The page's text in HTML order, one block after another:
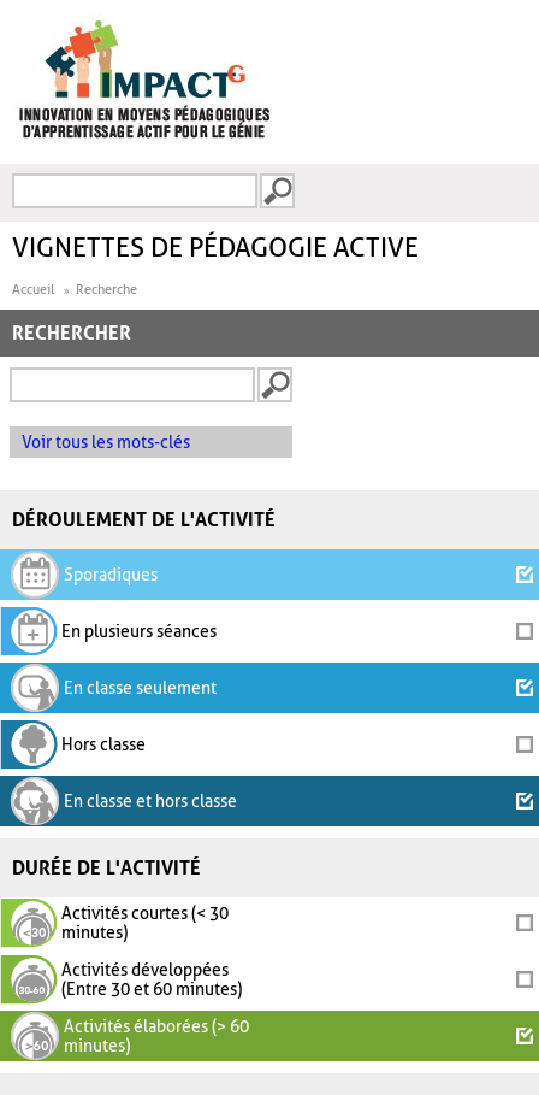
FORMULAIRE DE
VIGNETTES DE PÉDAGOGIE ACTIVE
Accueil Recherche
RECHERCHER
Voir tous les mots-clés
DÉROULEMENT DE L'ACTIVITÉ
Sporadiques
En plusieurs séances
En classe seulement
Hors classe
En classe et hors classe
DURÉE DE L'ACTIVITÉ
Activités courtes (< 30
minutes)
Activités développées
(Entre 30 et 60 minutes)
Activités élaborées (> 60
minutes)